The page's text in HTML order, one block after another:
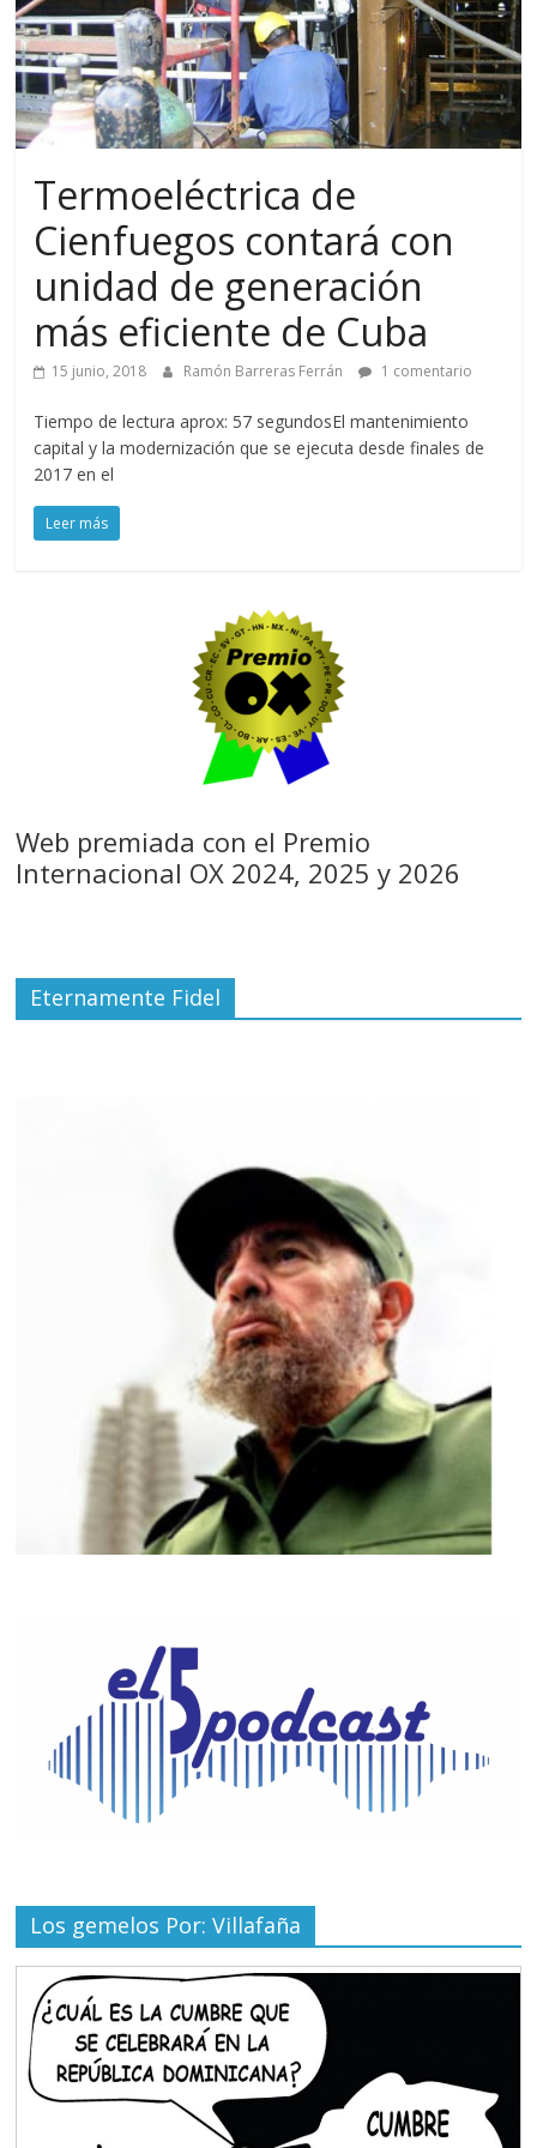
Termoeléctrica de
Cienfuegos contará con
unidad de generación
más eficiente de Cuba
15 junio, 2018 Ramón Barreras Ferrán 1 comentario
Tiempo de lectura aprox: 57 segundosEl mantenimiento
capital y la modernización que se ejecuta desde finales de
2017 en el
Leer más
Web premiada con el Premio
Internacional OX 2024, 2025 y 2026
Eternamente Fidel
Los gemelos Por: Villafaña